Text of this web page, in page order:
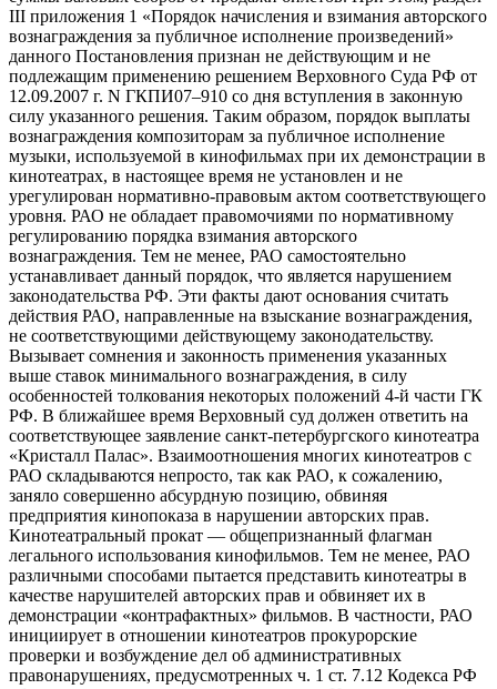
III приложения 1 «Порядок начисления и взимания авторского
вознаграждения за публичное исполнение произведений»
данного Постановления признан не действующим и не
подлежащим применению решением Верховного Суда РФ от
12.09.2007 г. N ГКПИ07–910 со дня вступления в законную
силу указанного решения. Таким образом, порядок выплаты
вознаграждения композиторам за публичное исполнение
музыки, используемой в кинофильмах при их демонстрации в
кинотеатрах, в настоящее время не установлен и не
урегулирован нормативно-правовым актом соответствующего
уровня. РАО не обладает правомочиями по нормативному
регулированию порядка взимания авторского
вознаграждения. Тем не менее, РАО самостоятельно
устанавливает данный порядок, что является нарушением
законодательства РФ. Эти факты дают основания считать
действия РАО, направленные на взыскание вознаграждения,
не соответствующими действующему законодательству.
Вызывает сомнения и законность применения указанных
выше ставок минимального вознаграждения, в силу
особенностей толкования некоторых положений 4-й части ГК
РФ. В ближайшее время Верховный суд должен ответить на
соответствующее заявление санкт-петербургского кинотеатра
«Кристалл Палас». Взаимоотношения многих кинотеатров с
РАО складываются непросто, так как РАО, к сожалению,
заняло совершенно абсурдную позицию, обвиняя
предприятия кинопоказа в нарушении авторских прав.
Кинотеатральный прокат — общепризнанный флагман
легального использования кинофильмов. Тем не менее, РАО
различными способами пытается представить кинотеатры в
качестве нарушителей авторских прав и обвиняет их в
демонстрации «контрафактных» фильмов. В частности, РАО
инициирует в отношении кинотеатров прокурорские
проверки и возбуждение дел об административных
правонарушениях, предусмотренных ч. 1 ст. 7.12 Кодекса РФ